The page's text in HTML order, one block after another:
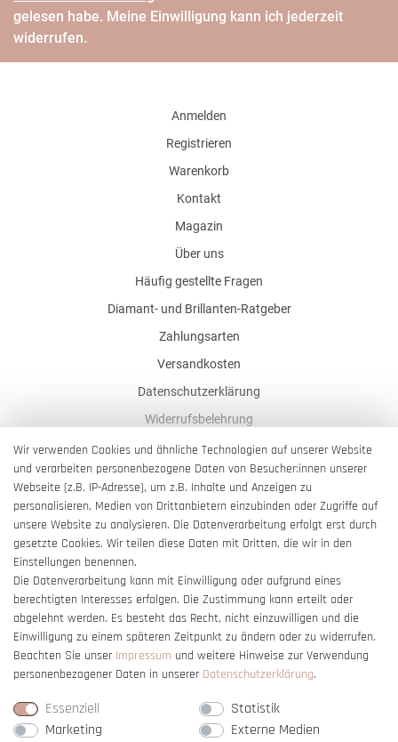
gelesen habe. Meine Einwilligung kann ich jederzeit
widerrufen.
Anmelden
Registrieren
Warenkorb
Kontakt
Magazin
Über uns
Häufig gestellte Fragen
Diamant- und Brillanten-Ratgeber
Zahlungsarten
Versandkosten
Datenschutzerklärung
Widerrufsbelehrung
AGB
Impressum
Barrierefreiheitserklärung
Vertrag widerrufen
Wir verwenden Cookies und ähnliche Technologien auf unserer Website
und verarbeiten personenbezogene Daten von Besucher:innen unserer
Webseite (z.B. IP-Adresse), um z.B. Inhalte und Anzeigen zu
personalisieren, Medien von Drittanbietern einzubinden oder Zugriffe auf
unsere Website zu analysieren. Die Datenverarbeitung erfolgt erst durch
gesetzte Cookies. Wir teilen diese Daten mit Dritten, die wir in den
Einstellungen benennen.
Die Datenverarbeitung kann mit Einwilligung oder aufgrund eines
berechtigten Interesses erfolgen. Die Zustimmung kann erteilt oder
abgelehnt werden. Es besteht das Recht, nicht einzuwilligen und die
Einwilligung zu einem späteren Zeitpunkt zu ändern oder zu widerrufen.
Beachten Sie unser Impressum und weitere Hinweise zur Verwendung
personenbezogener Daten in unserer Daten­schutz­erklärung.
Essenziell
Statistik
Marketing
Externe Medien